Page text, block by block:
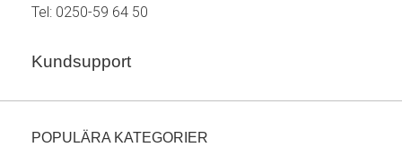
Tel: 0250-59 64 50
Kundsupport
POPULÄRA KATEGORIER